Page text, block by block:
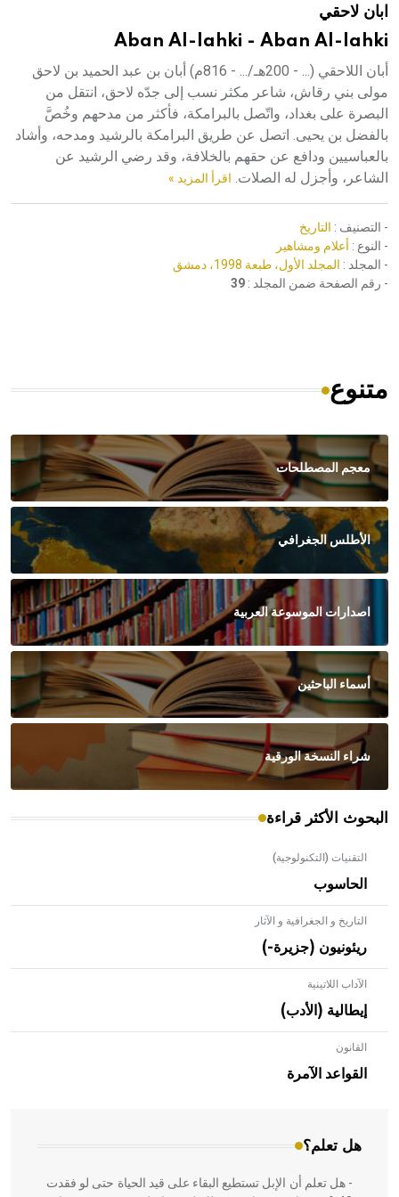
هيئة الموسوعة العربية تطلق موسوعات جديدة في عام 2026ابان لاحقي
Aban Al-lahki - Aban Al-lahki
أبان اللاحقي (... - 200هـ/... - 816م) أبان بن عبد الحميد بن لاحق
مولى بني رقاش، شاعر مكثر نسب إلى جدّه لاحق، انتقل من
البصرة على بغداد، واتّصل بالبرامكة، فأكثر من مدحهم وخُصَّ
بالفضل بن يحيى. اتصل عن طريق البرامكة بالرشيد ومدحه، وأشاد
بالعباسيين ودافع عن حقهم بالخلافة، وقد رضي الرشيد عن
الشاعر، وأجزل له الصلات. اقرأ المزيد »
- التصنيف : التاريخ
- النوع : أعلام ومشاهير
- المجلد : المجلد الأول، طبعة 1998، دمشق
- رقم الصفحة ضمن المجلد : 39
متنوع
معجم المصطلحات
الأطلس الجغرافي
اصدارات الموسوعة العربية
أسماء الباحثين
شراء النسخة الورقية
البحوث الأكثر قراءة
التقنيات (التكنولوجية)
الحاسوب
التاريخ و الجغرافية و الآثار
ريئونيون (جزيرة-)
الآداب اللاتينية
إيطالية (الأدب)
القانون
القواعد الآمرة
هل تعلم؟
- هل تعلم أن الأبلق نوع من الفنون الهندسية التي ارتبطت
بالعمارة الإسلامية في بلاد الشام ومصر خاصة، حيث يحرص
المعمار على بناء مداميكه وخاصة في الواجهات
- هل تعلم أن الإبل تستطيع البقاء على قيد الحياة حتى لو فقدت